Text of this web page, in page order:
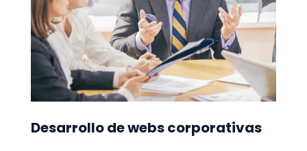
Desarrollo de webs corporativas